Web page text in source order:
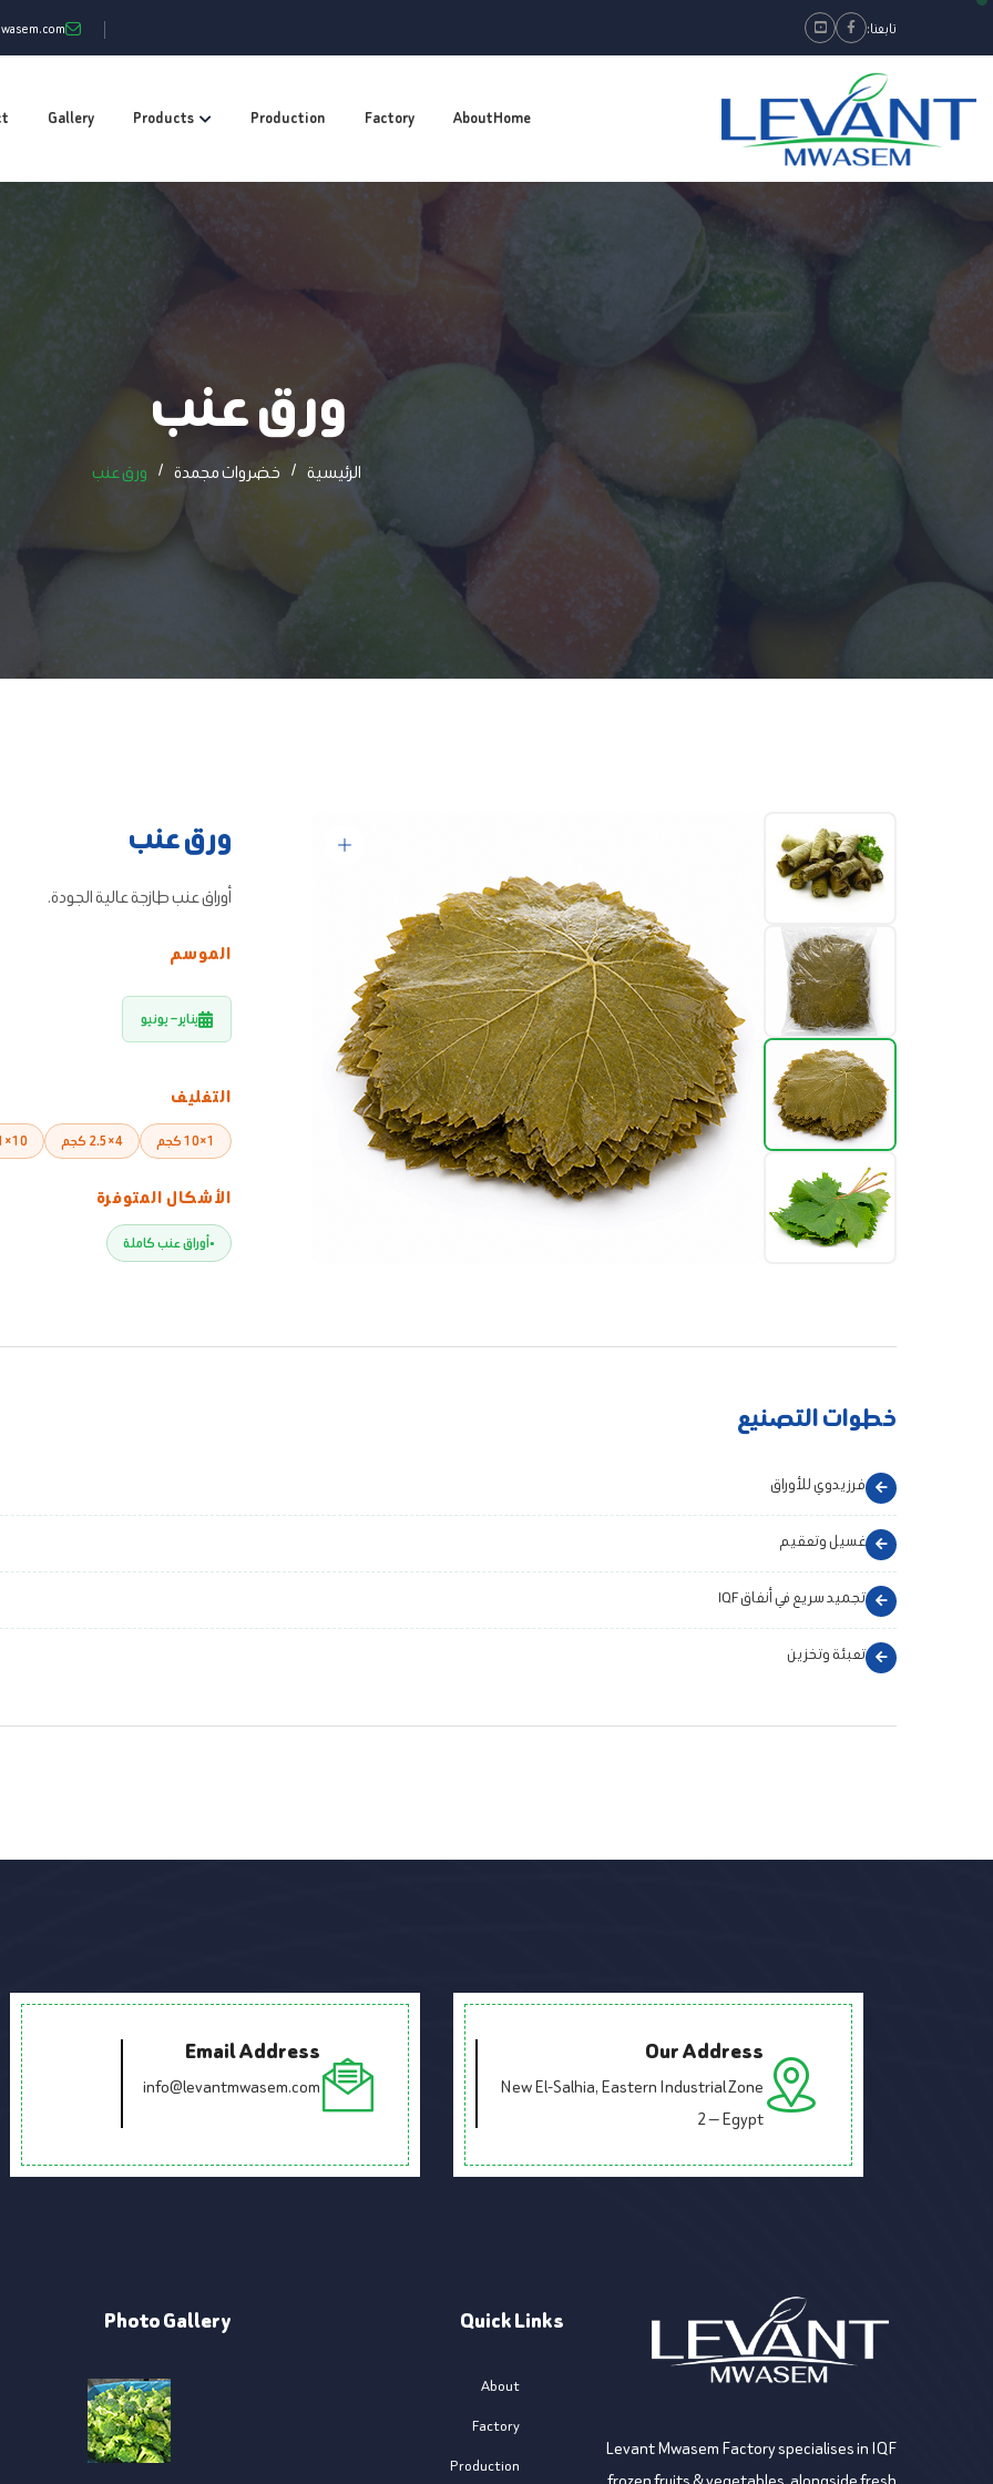
تابعنا: Facebook
Youtube
Home
About
Factory
Production
Products
Gallery
ورق عنب
الرئيسية خضروات مجمدة ورق عنب
ورق عنب
أوراق عنب طازجة عالية الجودة.
الموسم
يناير – يونيو
التغليف
1×10 كجم 4×2.5 كجم 10×1 كجم
الأشكال المتوفرة
أوراق عنب كاملة
خطوات التصنيع
فرز يدوي للأوراق
غسيل وتعقيم
تجميد سريع في أنفاق IQF
تعبئة وتخزين
Email Address
info@levantmwasem.com
Our Address
New El-Salhia, Eastern Industrial Zone
2 — Egypt
Levant Mwasem Factory specialises in IQF
Quick Links
About
Factory
Production
Photo Gallery